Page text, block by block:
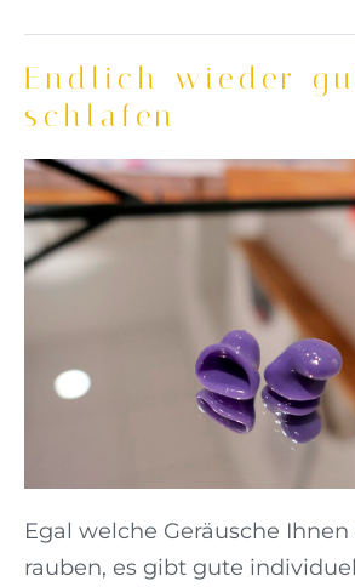
Endlich wieder
schlafen
Egal welche Geräusche
rauben, es gibt gute